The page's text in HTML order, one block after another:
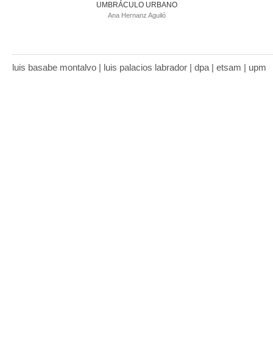
UMBRÁCULO URBANO
Ana Hernanz Aguiló
luis basabe montalvo | luis palacios labrador | dpa | etsam | upm